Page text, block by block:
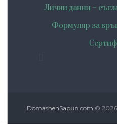
Лични данни –
Формуляр за
DomashenSapun.com ©